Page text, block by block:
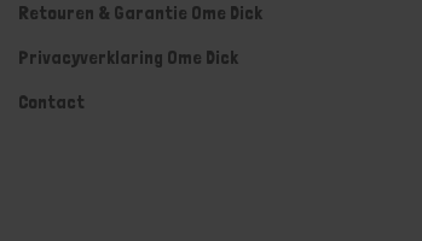
Retouren & Garantie Ome Dick
Privacyverklaring Ome Dick
Contact